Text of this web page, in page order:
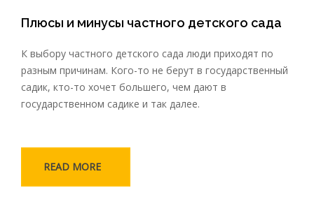
Плюсы и минусы частного детского сада
К выбору частного детского сада люди приходят по
разным причинам. Кого-то не берут в государственный
садик, кто-то хочет большего, чем дают в
государственном садике и так далее.
READ MORE